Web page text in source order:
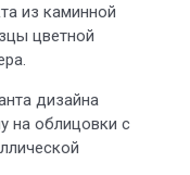
из каминной
цветной
дизайна
на облицовки с